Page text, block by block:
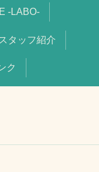
-LABO-
スタッフ紹介
ク